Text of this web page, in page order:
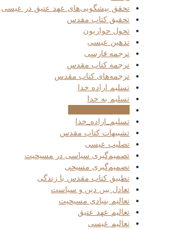
تحقق پیشگویی‌های عهد عتیق در عیسی
تحقیق کتاب مقدس
تحول حواریون
تدهین عیسی
ترجمه فارسی
ترجمه کتاب مقدس
ترجمه‌های کتاب مقدس
تسلیم اراده خدا
تسلیم به خدا
تسلیم_اراده_خدا
تشبیهات کتاب مقدس
تصلیب عیسی
تصمیم‌گیری سیاسی در مسیحیت
تصمیم‌گیری مسیحی
تطبیق کتاب مقدس با زندگی
تعادل بین دین و سیاست
تعالیم بنیادی مسیحیت
تعالیم عهد عتیق
تعالیم عیسی